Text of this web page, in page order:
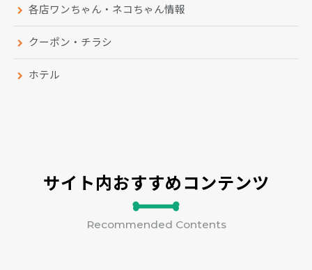
各店ワンちゃん・ネコちゃん情報
クーポン・チラシ
ホテル
サイト内おすすめコンテンツ
Recommended Contents